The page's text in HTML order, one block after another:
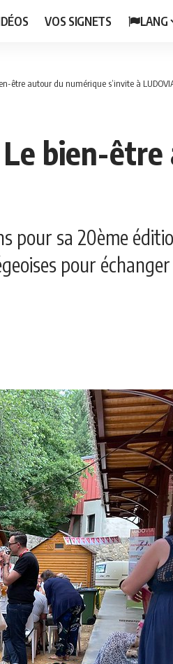
VOS SIGNETS LANG
être autour du numérique s’invite à
bien-
pour sa 20ème
pour